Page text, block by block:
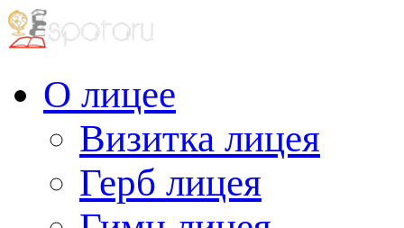
О лицее
Визитка лицея
Герб лицея